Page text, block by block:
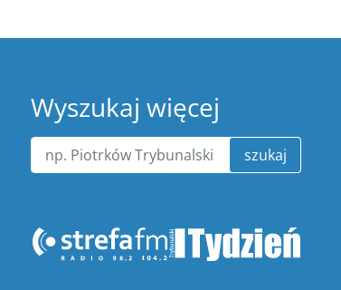
Wyszukaj więcej
szukaj